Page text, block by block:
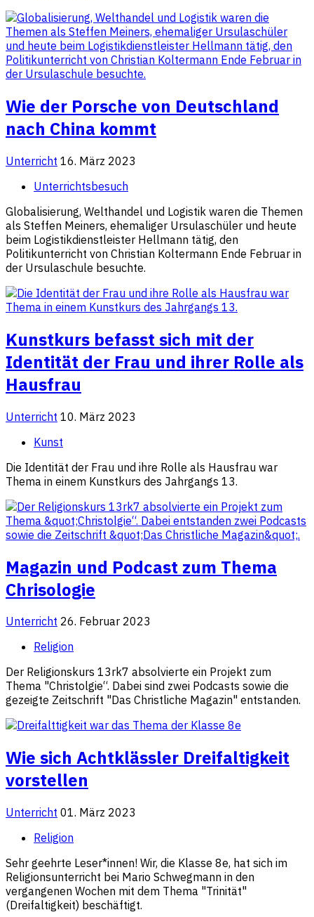
Wie der Porsche von Deutschland
nach China kommt
Unterricht 16. März 2023
Unterrichtsbesuch
Globalisierung, Welthandel und Logistik waren die Themen
als Steffen Meiners, ehemaliger Ursulaschüler und heute
beim Logistikdienstleister Hellmann tätig, den
Politikunterricht von Christian Koltermann Ende Februar in
der Ursulaschule besuchte.
Kunstkurs befasst sich mit der
Identität der Frau und ihrer Rolle als
Hausfrau
Unterricht 10. März 2023
Kunst
Die Identität der Frau und ihre Rolle als Hausfrau war
Thema in einem Kunstkurs des Jahrgangs 13.
Magazin und Podcast zum Thema
Chrisologie
Unterricht 26. Februar 2023
Religion
Der Religionskurs 13rk7 absolvierte ein Projekt zum
Thema "Christolgie“. Dabei sind zwei Podcasts sowie die
gezeigte Zeitschrift "Das Christliche Magazin" entstanden.
Wie sich Achtklässler Dreifaltigkeit
vorstellen
Unterricht 01. März 2023
Religion
Sehr geehrte Leser*innen! Wir, die Klasse 8e, hat sich im
Religionsunterricht bei Mario Schwegmann in den
vergangenen Wochen mit dem Thema "Trinität"
(Dreifaltigkeit) beschäftigt.